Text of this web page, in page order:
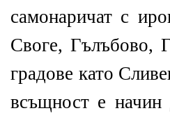
самонаричат с
Своге, Гълъбово,
градове като
всъщност е